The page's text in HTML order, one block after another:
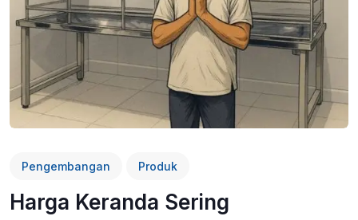
Pengembangan Produk
Harga Keranda Sering